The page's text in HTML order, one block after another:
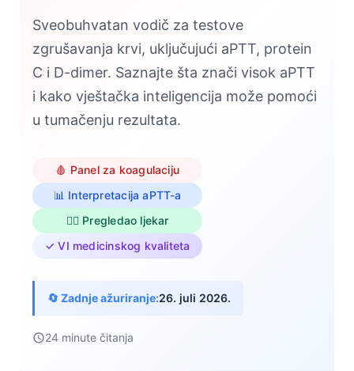
Sveobuhvatan vodič za testove
zgrušavanja krvi, uključujući aPTT, protein
C i D-dimer. Saznajte šta znači visok aPTT
i kako vještačka inteligencija može pomoći
u tumačenju rezultata.
🩸 Panel za koagulaciju
📊 Interpretacija aPTT-a
👨‍⚕️ Pregledao ljekar
✓ VI medicinskog kvaliteta
🔄 Zadnje ažuriranje:26. juli 2026.
24 minute čitanja